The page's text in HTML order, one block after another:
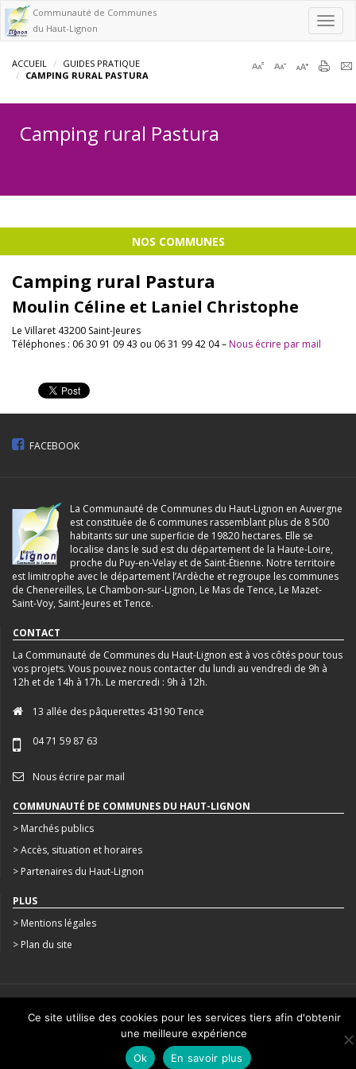
Communauté de Communes
du Haut-Lignon
ACCUEIL
GUIDES PRATIQUE
CAMPING RURAL PASTURA
Camping rural Pastura
NOS COMMUNES
Camping rural Pastura
Moulin Céline et Laniel Christophe
Le Villaret 43200 Saint-Jeures
Téléphones : 06 30 91 09 43 ou 06 31 99 42 04 – Nous écrire par mail
FACEBOOK
La Communauté de Communes du Haut-Lignon en Auvergne
est constituée de 6 communes rassemblant plus de 8 500
habitants sur une superficie de 19820 hectares. Elle se
localise dans le sud est du département de la Haute-Loire,
proche du Puy-en-Velay et de Saint-Étienne. Notre territoire
est limitrophe avec le département l’Ardèche et regroupe les communes
de Chenereilles, Le Chambon-sur-Lignon, Le Mas de Tence, Le Mazet-
Saint-Voy, Saint-Jeures et Tence.
CONTACT
La Communauté de Communes du Haut-Lignon est à vos côtés pour tous
vos projets. Vous pouvez nous contacter du lundi au vendredi de 9h à
12h et de 14h à 17h. Le mercredi : 9h à 12h.
13 allée des pâquerettes 43190 Tence
04 71 59 87 63
Nous écrire par mail
COMMUNAUTÉ DE COMMUNES DU HAUT-LIGNON
> Marchés publics
> Accès, situation et horaires
> Partenaires du Haut-Lignon
PLUS
> Mentions légales
> Plan du site
CRÉATION : AGENCE STUDIO N°3
Ce site utilise des cookies pour les services tiers afin d'obtenir
une meilleure expérience
Ok
En savoir plus